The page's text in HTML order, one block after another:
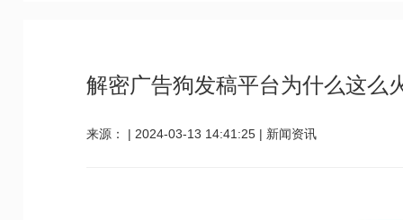
解密广告狗发稿平台为什么这么
来源： | 2024-03-13 14:41:25 | 新闻资讯